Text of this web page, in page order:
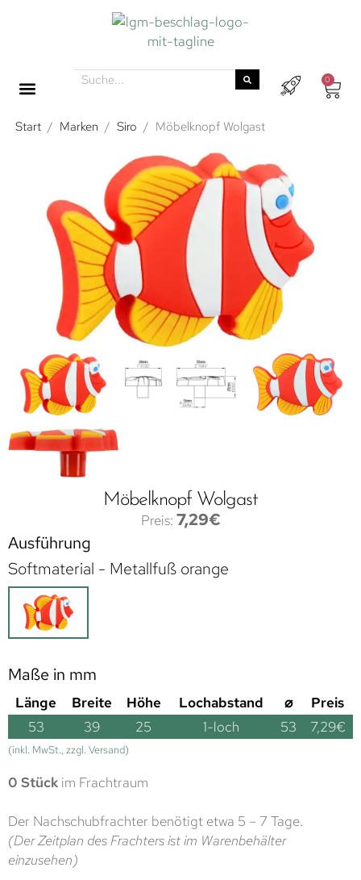
0
Start / Marken / Siro / Möbelknopf Wolgast
Möbelknopf Wolgast
7,29€
Ausführung
Softmaterial - Metallfuß orange
Maße in mm
Länge Breite Höhe Lochabstand ⌀
Preis
53
39 25 1-loch 53 7,29€
(inkl. MwSt., zzgl. Versand)
0 Stück im Frachtraum
Der Nachschubfrachter benötigt etwa 5 – 7 Tage.
(Der Zeitplan des Frachters ist im Warenbehälter
einzusehen)